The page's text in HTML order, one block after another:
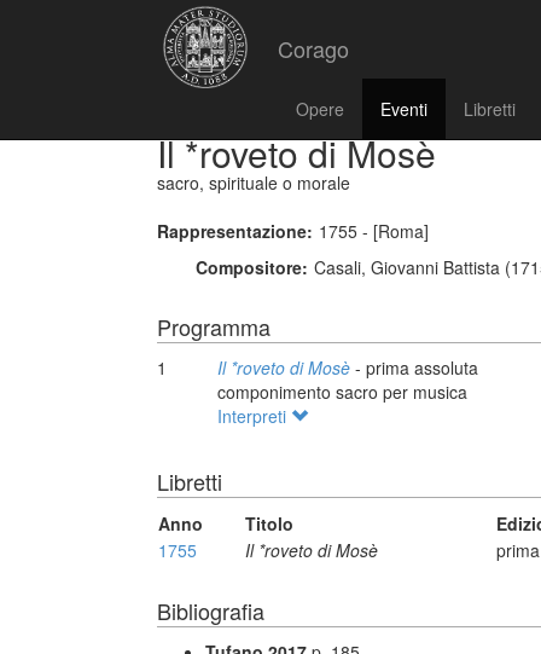
Corago
Opere Eventi Libretti
Il *roveto di Mosè
sacro, spirituale o morale
Rappresentazione: 1755 - [Roma]
Compositore: Casali, Giovanni Battista
Programma
1 Il *roveto di Mosè - prima assoluta
componimento sacro per musica
Interpreti
Libretti
Anno Titolo
1755
Il *roveto di Mosè
Bibliografia